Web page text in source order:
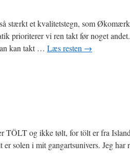
stærkt et kvalitetstegn, som
prioriterer vi ren takt før noget
kan takt … Læs resten →
TÖLT og ikke tølt, for tölt er fra
solen i mit gangartsunivers. Jeg har